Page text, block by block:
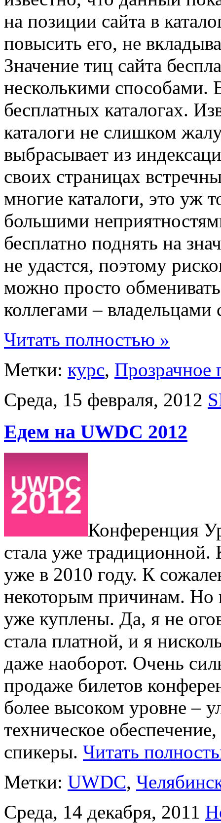
на позиции сайта в
повысить его, не
Значение тиц сайта
несколькими способами.
бесплатных каталогах.
каталоги не слишком
выбрасывает из
своих страницах
многие каталоги, это уж
большими
бесплатно поднять на
не удастся, поэтому
можно просто
коллегами – владельцами
Читать полностью »
Метки: курс, Прозрачное
Среда, 15 февраля, 2012
Едем на UWDC 2012
Конференция
стала уже
уже в 2010 году. К
некоторым причинам. Но
уже куплены. Да, я не
стала платной, и я
даже наоборот. Очень
продаже билетов
более высоком уровне –
техническое
спикеры. Читать
Метки: UWDC,
Среда, 14 декабря, 2011